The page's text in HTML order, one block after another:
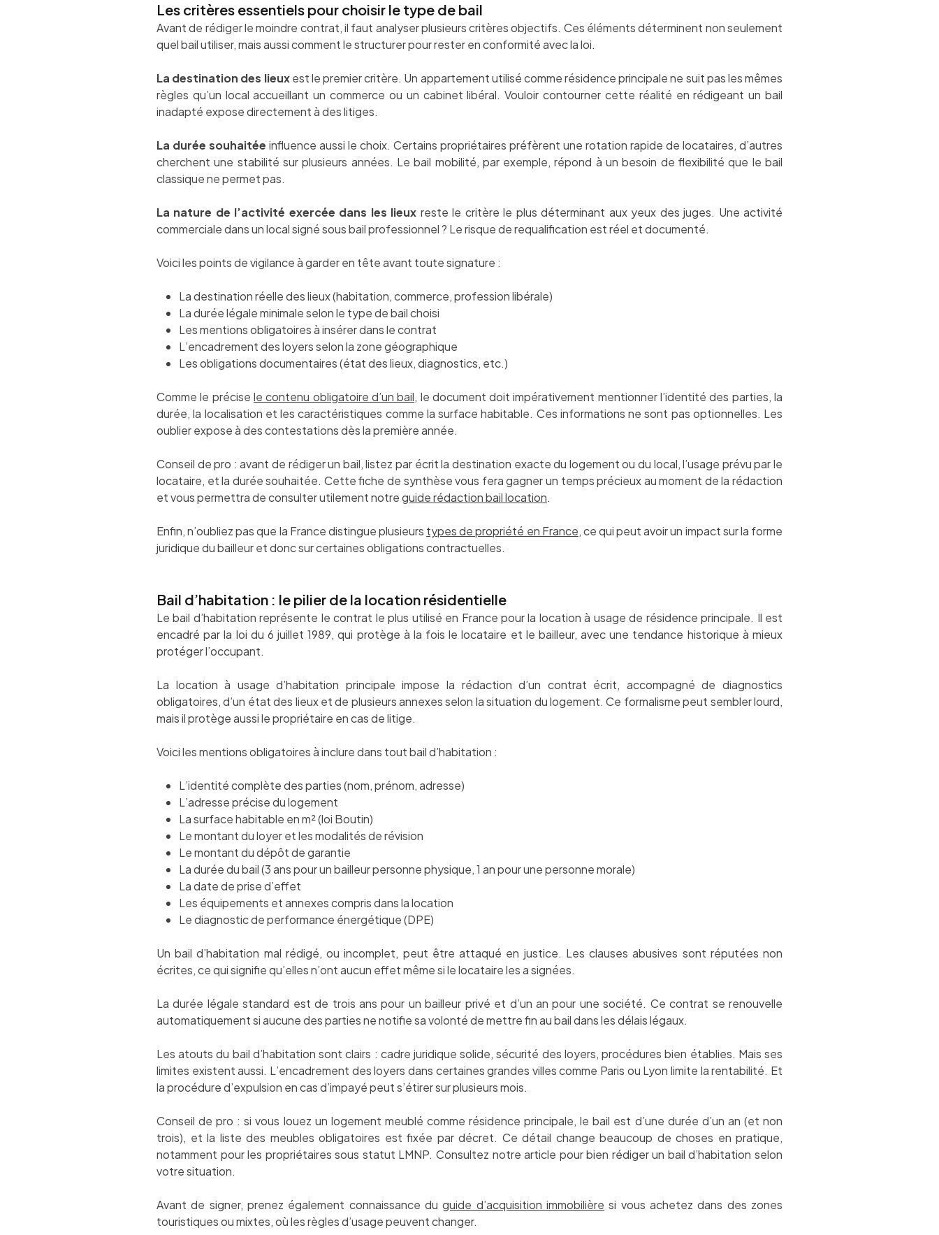
Les critères essentiels pour choisir le type de bail
Avant de rédiger le moindre contrat, il faut analyser plusieurs critères objectifs. Ces éléments déterminent non seulement
quel bail utiliser, mais aussi comment le structurer pour rester en conformité avec la loi.
La destination des lieuxest le premier critère. Un appartement utilisé comme résidence principale ne suit pas les mêmes
règles qu’un local accueillant un commerce ou un cabinet libéral. Vouloir contourner cette réalité en rédigeant un bail
inadapté expose directement à des litiges.
La durée souhaitée influence aussi le choix. Certains propriétaires préfèrent une rotation rapide de locataires, d’autres
cherchent une stabilité sur plusieurs années. Le bail mobilité, par exemple, répond à un besoin de flexibilité que le bail
classique ne permet pas.
La nature de l’activité exercée dans les lieux reste le critère le plus déterminant aux yeux des juges. Une activité
commerciale dans un local signé sous bail professionnel ? Le risque de requalification est réel et documenté.
Voici les points de vigilance à garder en tête avant toute signature :
La destination réelle des lieux (habitation, commerce, profession libérale)
La durée légale minimale selon le type de bail choisi
Les mentions obligatoires à insérer dans le contrat
L’encadrement des loyers selon la zone géographique
Les obligations documentaires (état des lieux, diagnostics, etc.)
Comme le précise le contenu obligatoire d’un bail, le document doit impérativement mentionner l’identité des parties, la
durée, la localisation et les caractéristiques comme la surface habitable. Ces informations ne sont pas optionnelles. Les
oublier expose à des contestations dès la première année.
Conseil de pro : avant de rédiger un bail, listez par écrit la destination exacte du logement ou du local, l’usage prévu par le
locataire, et la durée souhaitée. Cette fiche de synthèse vous fera gagner un temps précieux au moment de la rédaction
et vous permettra de consulter utilement notreguide rédaction bail location.
Enfin, n’oubliez pas que la France distingue plusieurs types de propriété en France, ce qui peut avoir un impact sur la forme
juridique du bailleur et donc sur certaines obligations contractuelles.
Bail d’habitation : le pilier de la location résidentielle
Le bail d’habitation représente le contrat le plus utilisé en France pour la location à usage de résidence principale. Il est
encadré par la loi du 6 juillet 1989, qui protège à la fois le locataire et le bailleur, avec une tendance historique à mieux
protéger l’occupant.
La location à usage d’habitation principale impose la rédaction d’un contrat écrit, accompagné de diagnostics
obligatoires, d’un état des lieux et de plusieurs annexes selon la situation du logement. Ce formalisme peut sembler lourd,
mais il protège aussi le propriétaire en cas de litige.
Voici les mentions obligatoires à inclure dans tout bail d’habitation :
L’identité complète des parties (nom, prénom, adresse)
L’adresse précise du logement
La surface habitable en m² (loi Boutin)
Le montant du loyer et les modalités de révision
Le montant du dépôt de garantie
La durée du bail (3 ans pour un bailleur personne physique, 1 an pour une personne morale)
La date de prise d’effet
Les équipements et annexes compris dans la location
Le diagnostic de performance énergétique (DPE)
Un bail d’habitation mal rédigé, ou incomplet, peut être attaqué en justice. Les clauses abusives sont réputées non
écrites, ce qui signifie qu’elles n’ont aucun effet même si le locataire les a signées.
La durée légale standard est de trois ans pour un bailleur privé et d’un an pour une société. Ce contrat se renouvelle
automatiquement si aucune des parties ne notifie sa volonté de mettre fin au bail dans les délais légaux.
Les atouts du bail d’habitation sont clairs : cadre juridique solide, sécurité des loyers, procédures bien établies. Mais ses
limites existent aussi. L’encadrement des loyers dans certaines grandes villes comme Paris ou Lyon limite la rentabilité. Et
la procédure d’expulsion en cas d’impayé peut s’étirer sur plusieurs mois.
Conseil de pro : si vous louez un logement meublé comme résidence principale, le bail est d’une durée d’un an (et non
trois), et la liste des meubles obligatoires est fixée par décret. Ce détail change beaucoup de choses en pratique,
notamment pour les propriétaires sous statut LMNP. Consultez notre article pour bien rédiger un bail d’habitation selon
votre situation.
Avant de signer, prenez également connaissance duguide d’acquisition immobilière si vous achetez dans des zones
touristiques ou mixtes, où les règles d’usage peuvent changer.